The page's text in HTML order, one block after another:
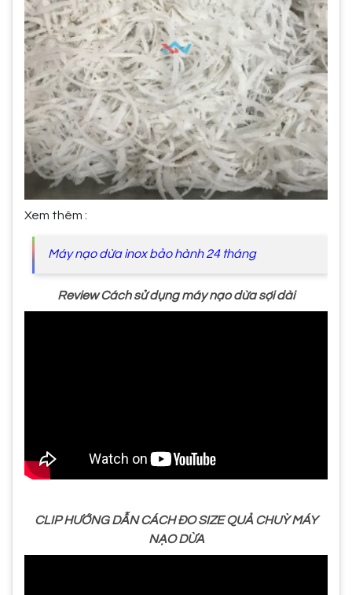
Xem thêm :
Máy nạo dừa inox bảo hành 24 tháng
Review Cách sử dụng máy nạo dừa sợi dài
CLIP HƯỚNG DẪN CÁCH ĐO SIZE QUẢ CHUỲ MÁY
NẠO DỪA